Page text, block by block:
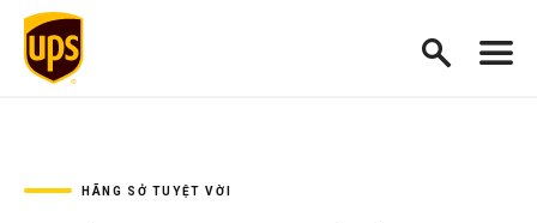
HÃNG SỞ TUYỆT VỜI